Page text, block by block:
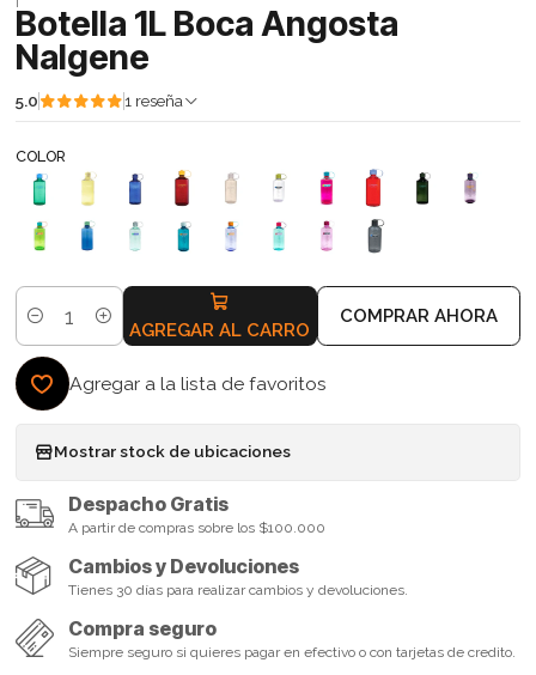
Botella 1L Boca Angosta
Nalgene
5.0 1 reseña
COLOR
Cantidad AGREGAR AL CARRO
COMPRAR AHORA
Agregar a la lista de favoritos
Mostrar stock de ubicaciones
Despacho Gratis
A partir de compras sobre los $100.000
Cambios y Devoluciones
Tienes 30 días para realizar cambios y devoluciones.
Compra seguro
Siempre seguro si quieres pagar en efectivo o con tarjetas de credito.